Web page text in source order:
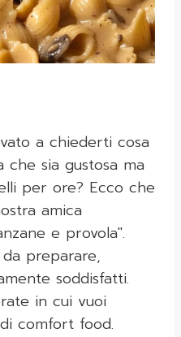
a chiederti cosa
sia gustosa ma
per ore? Ecco che
amica
e provola".
preparare,
soddisfatti.
in cui vuoi
comfort food.